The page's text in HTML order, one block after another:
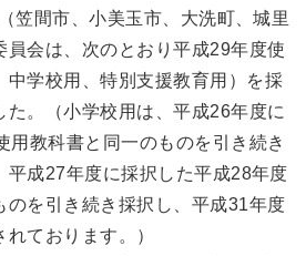
笠間市、小美玉市、大洗町、城里
員会は、次のとおり平成29年度使
中学校用、特別支援教育用）を採
た。（小学校用は、平成26年度に
用教科書と同一のものを引き続き
平成27年度に採択した平成28年度
のを引き続き採択し、平成31年度
ております。）